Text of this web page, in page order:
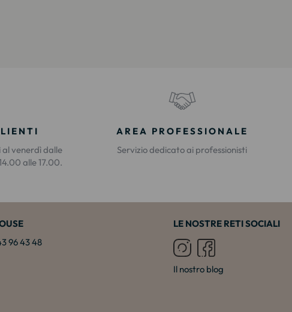
venerdì dalle
alle 17.00.
AREA PROFESSIONALE
Servizio dedicato ai professionisti
96 43 48
LE NOSTRE RETI SOCIALI
Il nostro blog